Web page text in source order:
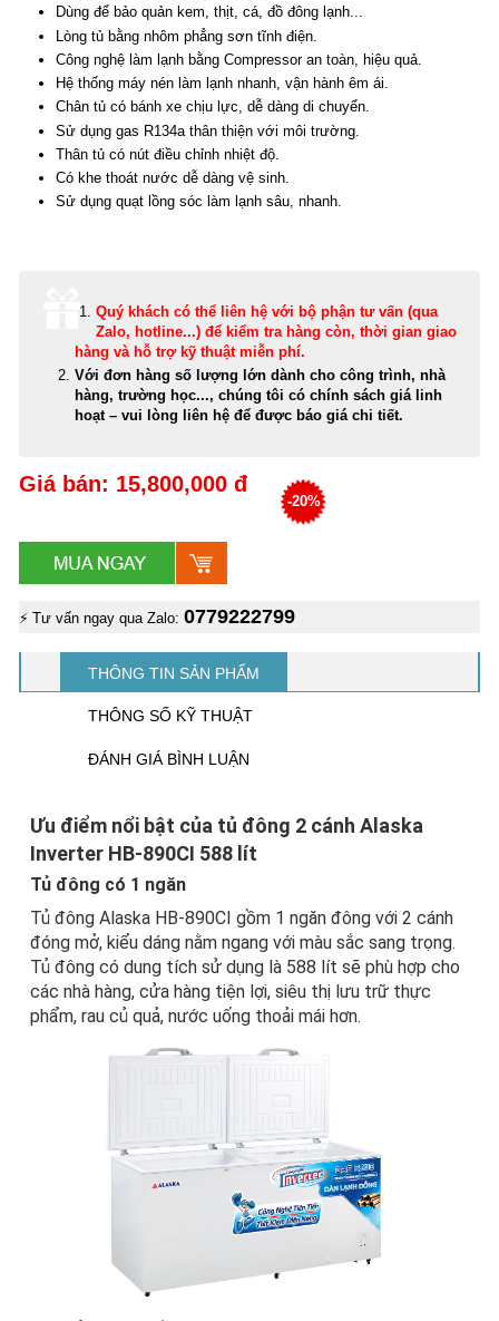
Dùng để bảo quản kem, thịt, cá, đồ đông lạnh...
Lòng tủ bằng nhôm phẳng sơn tĩnh điện.
Công nghệ làm lạnh bằng Compressor an toàn, hiệu quả.
Hệ thống máy nén làm lạnh nhanh, vận hành êm ái.
Chân tủ có bánh xe chịu lực, dễ dàng di chuyển.
Sử dụng gas R134a thân thiện với môi trường.
Thân tủ có nút điều chỉnh nhiệt độ.
Có khe thoát nước dễ dàng vệ sinh.
Sử dụng quạt lồng sóc làm lạnh sâu, nhanh.
Quý khách có thể liên hệ với bộ phận tư vấn (qua
Zalo, hotline...) để kiểm tra hàng còn, thời gian giao
hàng và hỗ trợ kỹ thuật miễn phí.
Với đơn hàng số lượng lớn dành cho công trình, nhà
hàng, trường học..., chúng tôi có chính sách giá linh
hoạt – vui lòng liên hệ để được báo giá chi tiết.
Giá bán: 15,800,000 đ
-20%
⚡ Tư vấn ngay qua Zalo: 0779222799
THÔNG TIN SẢN PHẨM
THÔNG SỐ KỸ THUẬT
ĐÁNH GIÁ BÌNH LUẬN
Ưu điểm nổi bật của tủ đông 2 cánh Alaska
Inverter HB-890CI 588 lít
Tủ đông có 1 ngăn
Tủ đông Alaska HB-890CI gồm 1 ngăn đông với 2 cánh
đóng mở, kiểu dáng nằm ngang với màu sắc sang trọng.
Tủ đông có dung tích sử dụng là 588 lít sẽ phù hợp cho
các nhà hàng, cửa hàng tiện lợi, siêu thị lưu trữ thực
phẩm, rau củ quả, nước uống thoải mái hơn.